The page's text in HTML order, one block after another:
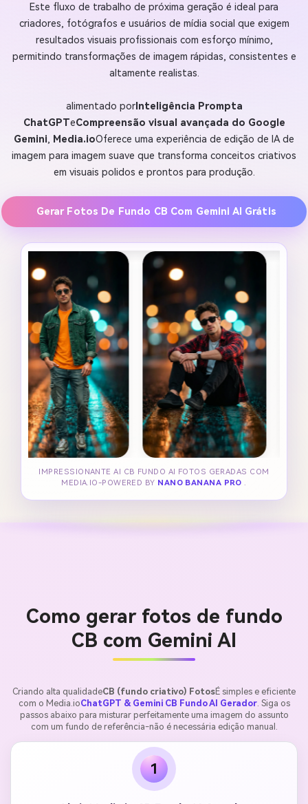
Este fluxo de trabalho de próxima geração é ideal para
criadores, fotógrafos e usuários de mídia social que exigem
resultados visuais profissionais com esforço mínimo,
permitindo transformações de imagem rápidas, consistentes e
altamente realistas.
alimentado porInteligência Prompta
ChatGPTeCompreensão visual avançada do Google
Gemini, Media.ioOferece uma experiência de edição de IA de
imagem para imagem suave que transforma conceitos criativos
em visuais polidos e prontos para produção.
Gerar Fotos De Fundo CB Com Gemini AI Grátis
IMPRESSIONANTE AI CB FUNDO AI FOTOS GERADAS COM
MEDIA.IO-POWERED BY NANO BANANA PRO .
Como gerar fotos de fundo
CB com Gemini AI
Criando alta qualidadeCB (fundo criativo) FotosÉ simples e eficiente
com o Media.ioChatGPT & Gemini CB Fundo AI Gerador. Siga os
passos abaixo para misturar perfeitamente uma imagem do assunto
com um fundo de referência-não é necessária edição manual.
1